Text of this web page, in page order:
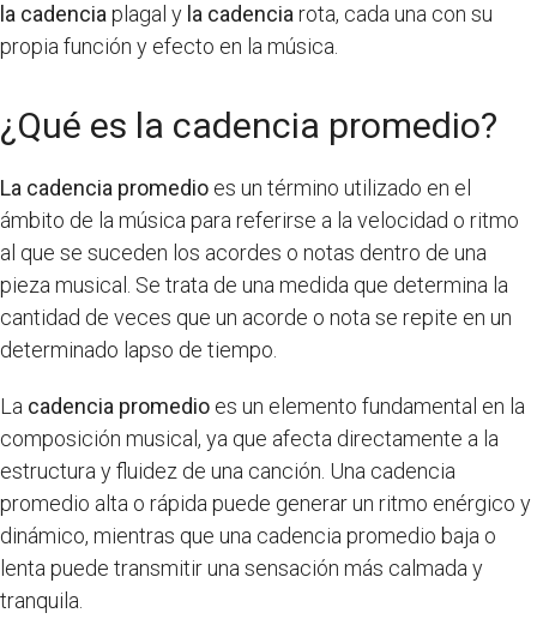
la cadencia plagal y la cadencia rota, cada una con su
propia función y efecto en la música.
¿Qué es la cadencia promedio?
La cadencia promedio es un término utilizado en el
ámbito de la música para referirse a la velocidad o ritmo
al que se suceden los acordes o notas dentro de una
pieza musical. Se trata de una medida que determina la
cantidad de veces que un acorde o nota se repite en un
determinado lapso de tiempo.
La cadencia promedio es un elemento fundamental en la
composición musical, ya que afecta directamente a la
estructura y fluidez de una canción. Una cadencia
promedio alta o rápida puede generar un ritmo enérgico y
dinámico, mientras que una cadencia promedio baja o
lenta puede transmitir una sensación más calmada y
tranquila.